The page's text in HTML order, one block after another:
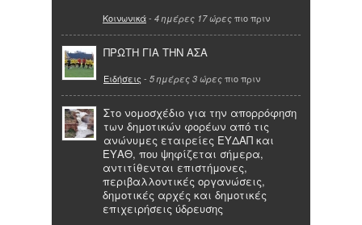
Κοινωνικά- 4 ημέρες 17 ώρες πιο πριν
ΠΡΩΤΗ ΓΙΑ ΤΗΝ ΑΣΑ
Ειδήσεις - 5 ημέρες 3 ώρες πιο πριν
Στο νομοσχέδιο για την απορρόφηση
των δημοτικών φορέων από τις
ανώνυμες εταιρείες ΕΥΔΑΠ και
ΕΥΑΘ, που ψηφίζεται σήμερα,
αντιτίθενται επιστήμονες,
περιβαλλοντικές οργανώσεις,
δημοτικές αρχές και δημοτικές
επιχειρήσεις ύδρευσης